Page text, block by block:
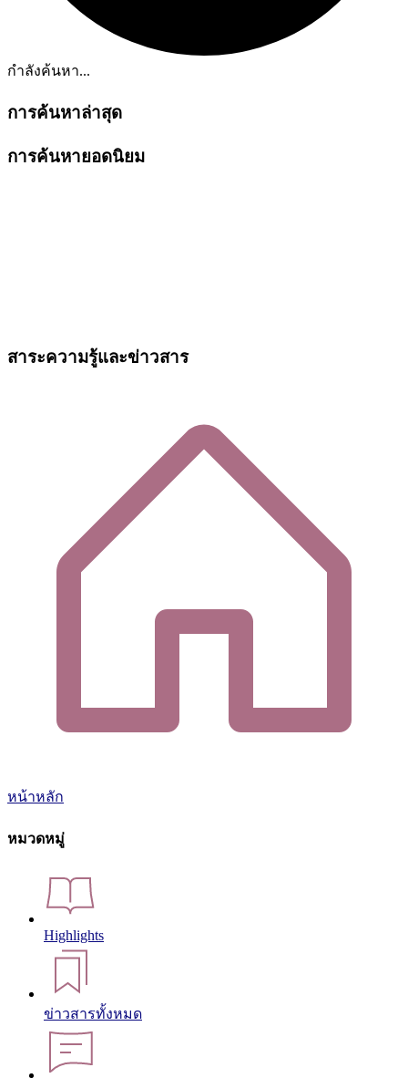
กำลังค้นหา...
การค้นหาล่าสุด
การค้นหายอดนิยม
สาระความรู้และข่าวสาร
หน้าหลัก
หมวดหมู่
Highlights
ข่าวสารทั้งหมด